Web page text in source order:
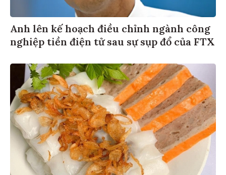
Anh lên kế hoạch điều chỉnh ngành công
nghiệp tiền điện tử sau sự sụp đổ của FTX